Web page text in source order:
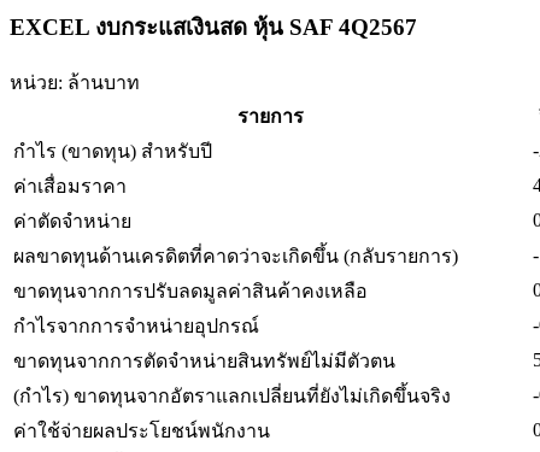
EXCEL งบกระแสเงินสด หุ้น SAF 4Q2567
หน่วย: ล้านบาท
รายการ
กำไร (ขาดทุน) สำหรับปี
ค่าเสื่อมราคา
ค่าตัดจำหน่าย
ผลขาดทุนด้านเครดิตที่คาดว่าจะเกิดขึ้น (กลับรายการ)
ขาดทุนจากการปรับลดมูลค่าสินค้าคงเหลือ
กำไรจากการจำหน่ายอุปกรณ์
ขาดทุนจากการตัดจำหน่ายสินทรัพย์ไม่มีตัวตน
(กำไร) ขาดทุนจากอัตราแลกเปลี่ยนที่ยังไม่เกิดขึ้นจริง
ค่าใช้จ่ายผลประโยชน์พนักงาน